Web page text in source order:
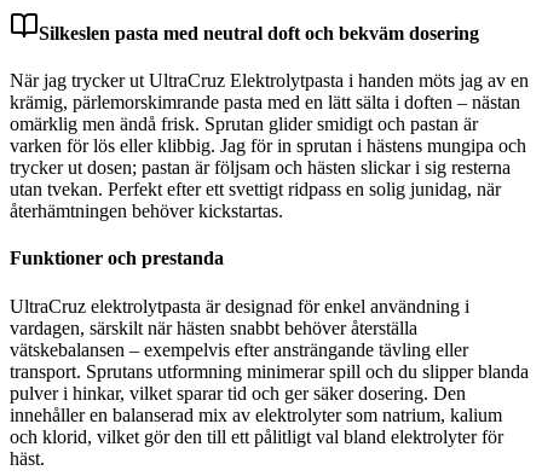
Silkeslen pasta med neutral doft och bekväm dosering
När jag trycker ut UltraCruz Elektrolytpasta i handen möts jag av en
krämig, pärlemorskimrande pasta med en lätt sälta i doften – nästan
omärklig men ändå frisk. Sprutan glider smidigt och pastan är
varken för lös eller klibbig. Jag för in sprutan i hästens mungipa och
trycker ut dosen; pastan är följsam och hästen slickar i sig resterna
utan tvekan. Perfekt efter ett svettigt ridpass en solig junidag, när
återhämtningen behöver kickstartas.
Funktioner och prestanda
UltraCruz elektrolytpasta är designad för enkel användning i
vardagen, särskilt när hästen snabbt behöver återställa
vätskebalansen – exempelvis efter ansträngande tävling eller
transport. Sprutans utformning minimerar spill och du slipper blanda
pulver i hinkar, vilket sparar tid och ger säker dosering. Den
innehåller en balanserad mix av elektrolyter som natrium, kalium
och klorid, vilket gör den till ett pålitligt val bland elektrolyter för
häst.